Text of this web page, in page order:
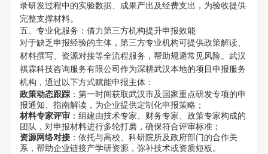
录研发过程中的实验数据、成果产出及经费支出，为验收提供
完整支撑材料。
五、专业化服务：借力第三方机构提升申报效能
对于缺乏申报经验的主体，第三方专业机构可提供政策解读、
材料撰写、资源对接等全流程服务，帮助规避常见风险。武汉
祺霖科技咨询服务有限公司作为深耕武汉本地的项目申报服务
机构，通过以下方式赋能申报主体：
政策动态跟踪：第一时间获取武汉市及国家重点研发专项的申
报通知、指南解读，为企业提供定制化申报策略；
材料专家评审：组建由技术专家、财务专家、政策专家构成的
团队，对申报材料进行多轮打磨，确保符合评审标准；
资源网络对接：依托与高校、科研院所及政府部门的合作关
系，帮助企业链接产学研资源，弥补技术或资质短板。